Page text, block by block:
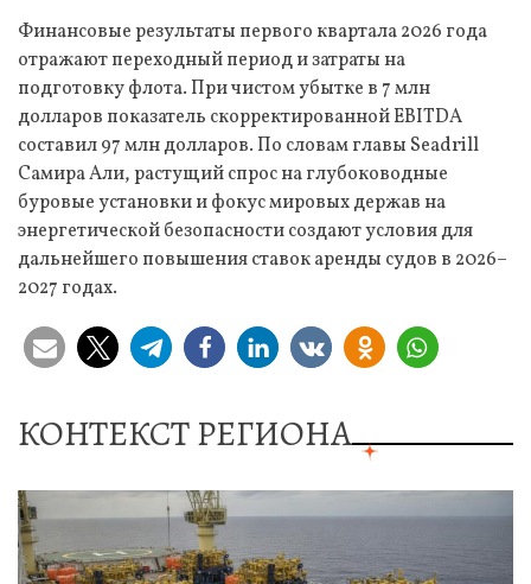
Финансовые результаты первого квартала 2026 года
отражают переходный период и затраты на
подготовку флота. При чистом убытке в 7 млн
долларов показатель скорректированной EBITDA
составил 97 млн долларов. По словам главы Seadrill
Самира Али, растущий спрос на глубоководные
буровые установки и фокус мировых держав на
энергетической безопасности создают условия для
дальнейшего повышения ставок аренды судов в 2026–
2027 годах.
КОНТЕКСТ РЕГИОНА